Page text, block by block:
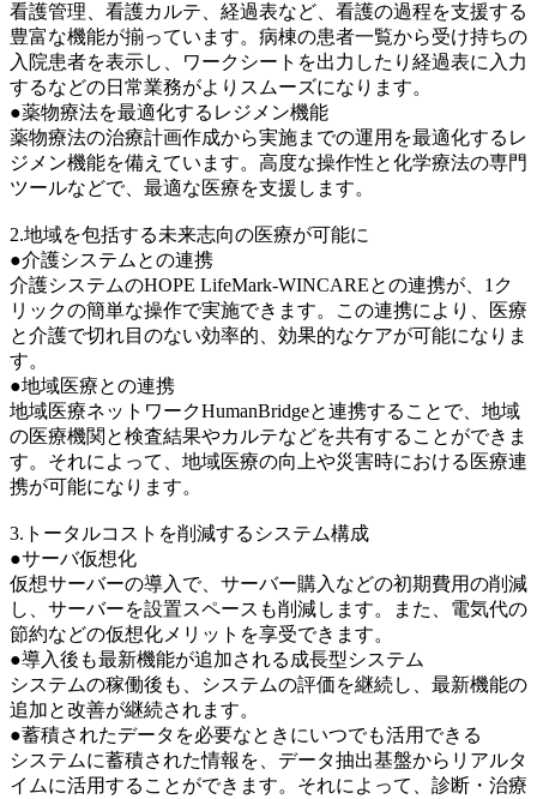
看護管理、看護カルテ、経過表など、看護の過程を支援する
豊富な機能が揃っています。病棟の患者一覧から受け持ちの
入院患者を表示し、ワークシートを出力したり経過表に入力
するなどの日常業務がよりスムーズになります。
●薬物療法を最適化するレジメン機能
薬物療法の治療計画作成から実施までの運用を最適化するレ
ジメン機能を備えています。高度な操作性と化学療法の専門
ツールなどで、最適な医療を支援します。
2.地域を包括する未来志向の医療が可能に
●介護システムとの連携
介護システムのHOPE LifeMark-WINCAREとの連携が、1ク
リックの簡単な操作で実施できます。この連携により、医療
と介護で切れ目のない効率的、効果的なケアが可能になりま
す。
●地域医療との連携
地域医療ネットワークHumanBridgeと連携することで、地域
の医療機関と検査結果やカルテなどを共有することができま
す。それによって、地域医療の向上や災害時における医療連
携が可能になります。
3.トータルコストを削減するシステム構成
●サーバ仮想化
仮想サーバーの導入で、サーバー購入などの初期費用の削減
し、サーバーを設置スペースも削減します。また、電気代の
節約などの仮想化メリットを享受できます。
●導入後も最新機能が追加される成長型システム
システムの稼働後も、システムの評価を継続し、最新機能の
追加と改善が継続されます。
●蓄積されたデータを必要なときにいつでも活用できる
システムに蓄積された情報を、データ抽出基盤からリアルタ
イムに活用することができます。それによって、診断・治療